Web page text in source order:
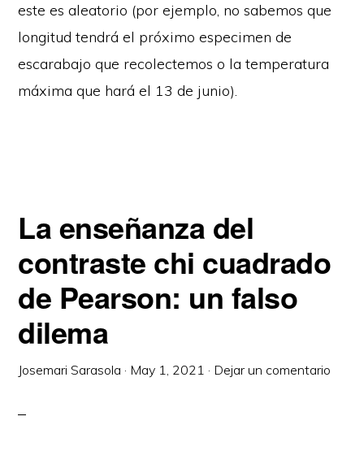
este es aleatorio (por ejemplo, no sabemos que
longitud tendrá el próximo especimen de
escarabajo que recolectemos o la temperatura
máxima que hará el 13 de junio).
La enseñanza del
contraste chi cuadrado
de Pearson: un falso
dilema
Josemari Sarasola · May 1, 2021 · Dejar un comentario